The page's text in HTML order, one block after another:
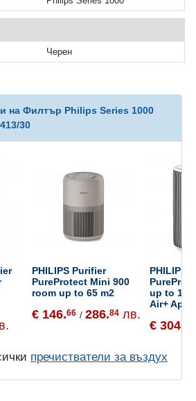
Черен
на Филтър Philips Series 1000
30
PHILIPS Purifier
PureProtect Mini 900
room up to 65 m2
€ 146.66 / 286.84 лв.
PHILIPS
up to
Air+ App
€ 304.
пречистватели за въздух